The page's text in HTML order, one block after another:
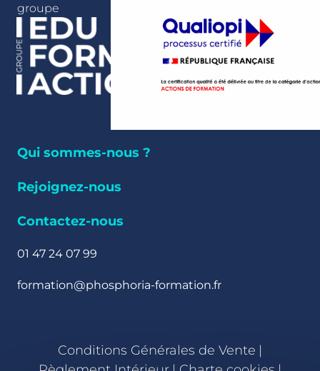
groupe
Qui sommes-nous ?
Rejoignez-nous
Contactez-nous
01 47 24 07 99
formation@phosphoria-formation.fr
Conditions Générales de Vente |